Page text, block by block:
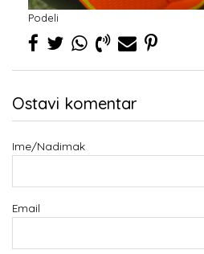
Podeli
Ostavi komentar
Ime/Nadimak
Email